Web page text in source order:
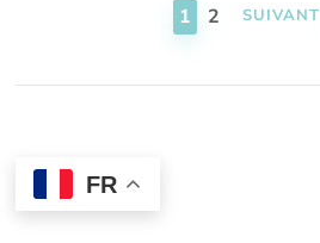
PAGE
1 PAGE
2 SUIVANT
FR